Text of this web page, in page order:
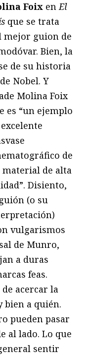
Foix enEl
s que se trata
mejor guion de
Bien, la
de su historia
Nobel. Y
Molina Foix
es “un ejemplo
de
material de alta
Disiento,
(o su
vulgarismos
de Munro,
a duras
feas.
acercar la
bien a quién.
pueden pasar
al lado. Lo que
sentir